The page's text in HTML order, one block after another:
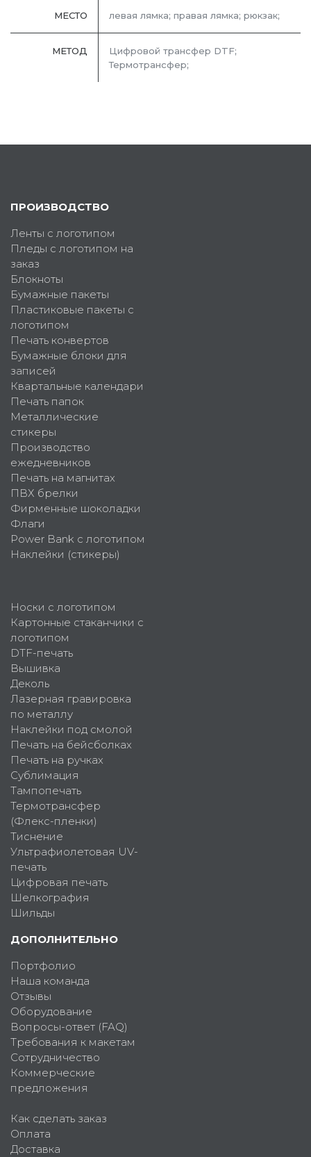
МЕСТО левая лямка; правая лямка; рюкзак;
МЕТОД
Цифровой трансфер DTF;
Термотрансфер;
ПРОИЗВОДСТВО
Ленты с логотипом
Пледы с логотипом на
заказ
Блокноты
Бумажные пакеты
Пластиковые пакеты с
логотипом
Печать конвертов
Бумажные блоки для
записей
Квартальные календари
Печать папок
Металлические
стикеры
Производство
ежедневников
Печать на магнитах
ПВХ брелки
Фирменные шоколадки
Флаги
Power Bank с логотипом
Наклейки (стикеры)
Носки с логотипом
Картонные стаканчики с
логотипом
DTF-печать
Вышивка
Деколь
Лазерная гравировка
по металлу
Наклейки под смолой
Печать на бейсболках
Печать на ручках
Сублимация
Тампопечать
Термотрансфер
(Флекс-пленки)
Тиснение
Ультрафиолетовая UV-
печать
Цифровая печать
Шелкография
Шильды
ДОПОЛНИТЕЛЬНО
Портфолио
Наша команда
Отзывы
Оборудование
Вопросы-ответ (FAQ)
Требования к макетам
Сотрудничество
Коммерческие
предложения
Как сделать заказ
Оплата
Доставка